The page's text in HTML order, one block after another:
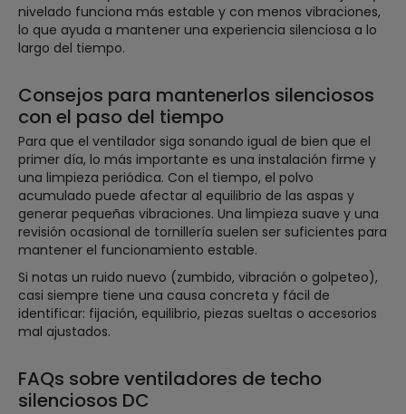
nivelado funciona más estable y con menos vibraciones,
lo que ayuda a mantener una experiencia silenciosa a lo
largo del tiempo.
Consejos para mantenerlos silenciosos
con el paso del tiempo
Para que el ventilador siga sonando igual de bien que el
primer día, lo más importante es una instalación firme y
una limpieza periódica. Con el tiempo, el polvo
acumulado puede afectar al equilibrio de las aspas y
generar pequeñas vibraciones. Una limpieza suave y una
revisión ocasional de tornillería suelen ser suficientes para
mantener el funcionamiento estable.
Si notas un ruido nuevo (zumbido, vibración o golpeteo),
casi siempre tiene una causa concreta y fácil de
identificar: fijación, equilibrio, piezas sueltas o accesorios
mal ajustados.
FAQs sobre ventiladores de techo
silenciosos DC